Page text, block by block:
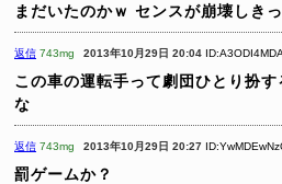
まだいたのかｗ センスが崩壊しき
返信 743mg 2013年10月29日 20:04 ID:A3ODI4MDA
この車の運転手って劇団ひとり扮
な
返信 743mg 2013年10月29日 20:27
罰ゲームか？